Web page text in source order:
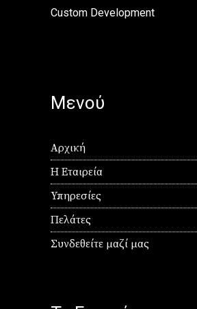
Custom Development
Μενού
Αρχική
Η Εταιρεία
Υπηρεσίες
Πελάτες
Συνδεθείτε μαζί μας